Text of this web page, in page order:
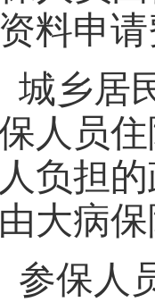
料申
城乡居
人员
负担
大病
参保人